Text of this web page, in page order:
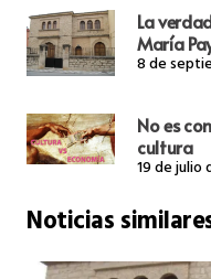
La
María
8 de
No es
cultura
19 de julio
Noticias